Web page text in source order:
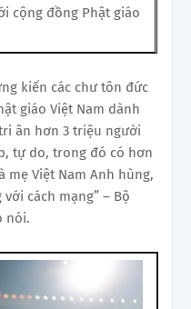
cộng đồng Phật giáo
kiến các chư tôn đức
giáo Việt Nam dành
ân hơn 3 triệu người
tự do, trong đó có hơn
mẹ Việt Nam Anh hùng,
cách mạng” – Bộ
nói.